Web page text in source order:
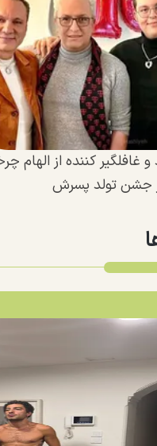
غافلگیر کننده از الهام
جشن تولد پسرش